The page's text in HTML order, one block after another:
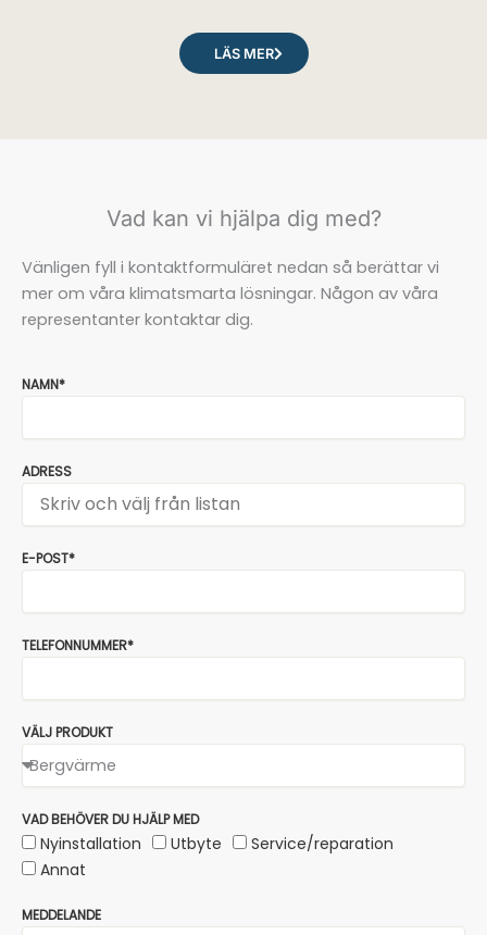
LÄS MER
Vad kan vi hjälpa dig med?
Vänligen fyll i kontaktformuläret nedan så berättar vi
mer om våra klimatsmarta lösningar. Någon av våra
representanter kontaktar dig.
NAMN*
ADRESS
E-POST*
TELEFONNUMMER*
VÄLJ PRODUKT
VAD BEHÖVER DU HJÄLP MED
Nyinstallation Utbyte
Service/reparation
Annat
MEDDELANDE